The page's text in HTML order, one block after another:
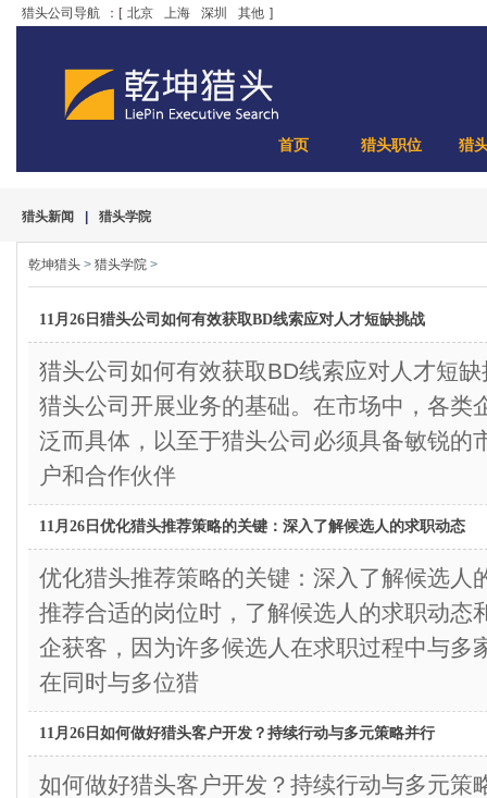
猎头公司导航 ：[ 北京 上海 深圳 其他 ]
首页 猎头职位 猎
猎头新闻 猎头学院
乾坤猎头 > 猎头学院 >
11月26日猎头公司如何有效获取BD线索应对人才短缺挑战
猎头公司如何有效获取BD线索应对人才
猎头公司开展业务的基础。在市场中，各类
泛而具体，以至于猎头公司必须具备敏锐的
户和合作伙伴
11月26日优化猎头推荐策略的关键：深入了解候选人的求职动态
优化猎头推荐策略的关键：深入了解候选
推荐合适的岗位时，了解候选人的求职动态
企获客，因为许多候选人在求职过程中与多
在同时与多位猎
11月26日如何做好猎头客户开发？持续行动与多元策略并行
如何做好猎头客户开发？持续行动与多元